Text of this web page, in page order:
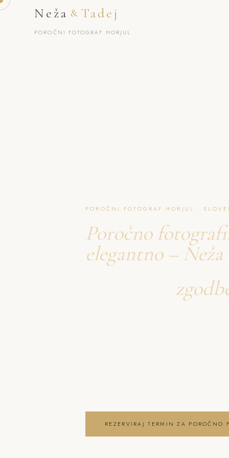
Neža & Tadej
POROČNI FOTOGRAF HORJUL
POROČNI FOTOGRAF HORJUL ·
Poročno
elegantno –
o poročno
REZERVIRAJ TERMIN ZA POROČNO